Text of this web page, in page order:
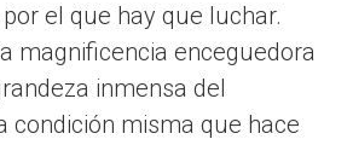
el que hay que luchar.
magnificencia enceguedora
inmensa del
condición misma que hace